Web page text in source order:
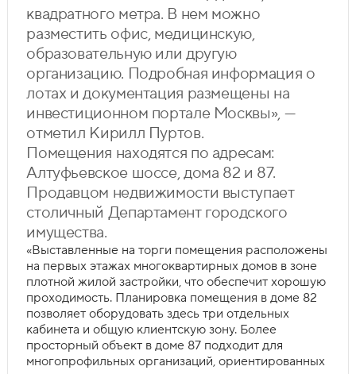
квадратного метра. В нем можно
разместить офис, медицинскую,
образовательную или другую
организацию. Подробная информация о
лотах и документация размещены на
инвестиционном портале Москвы», —
отметил Кирилл Пуртов.
Помещения находятся по адресам:
Алтуфьевское шоссе, дома 82 и 87.
Продавцом недвижимости выступает
столичный Департамент городского
имущества.
«Выставленные на торги помещения расположены
на первых этажах многоквартирных домов в зоне
плотной жилой застройки, что обеспечит хорошую
проходимость. Планировка помещения в доме 82
позволяет оборудовать здесь три отдельных
кабинета и общую клиентскую зону. Более
просторный объект в доме 87 подходит для
многопрофильных организаций, ориентированных